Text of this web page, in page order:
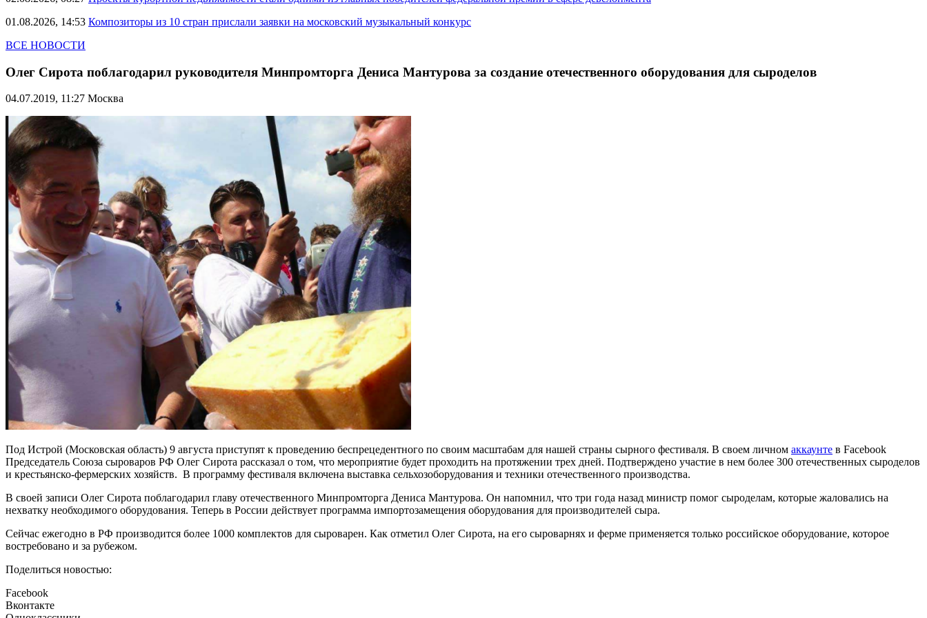
01.08.2026, 14:53 Композиторы из 10 стран прислали заявки на московский музыкальный конкурс
ВСЕ НОВОСТИ
Олег Сирота поблагодарил руководителя Минпромторга Дениса Мантурова за создание отечественного оборудования для сыроделов
04.07.2019, 11:27 Москва
Под Истрой (Московская область) 9 августа приступят к проведению беспрецедентного по своим масштабам для нашей страны сырного фестиваля. В своем личном аккаунте в Facebook
Председатель Союза сыроваров РФ Олег Сирота рассказал о том, что мероприятие будет проходить на протяжении трех дней. Подтверждено участие в нем более 300 отечественных сыроделов
и крестьянско-фермерских хозяйств. В программу фестиваля включена выставка сельхозоборудования и техники отечественного производства.
В своей записи Олег Сирота поблагодарил главу отечественного Минпромторга Дениса Мантурова. Он напомнил, что три года назад министр помог сыроделам, которые жаловались на
нехватку необходимого оборудования. Теперь в России действует программа импортозамещения оборудования для производителей сыра.
Сейчас ежегодно в РФ производится более 1000 комплектов для сыроварен. Как отметил Олег Сирота, на его сыроварнях и ферме применяется только российское оборудование, которое
востребовано и за рубежом.
Поделиться новостью:
Facebook
Вконтакте